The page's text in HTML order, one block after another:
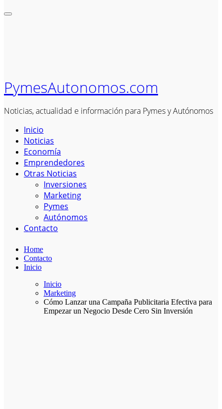
PymesAutonomos.com
Noticias, actualidad e información para Pymes y Autónomos
Inicio
Noticias
Economía
Emprendedores
Otras Noticias
Inversiones
Marketing
Pymes
Autónomos
Contacto
Home
Contacto
Inicio
Inicio
Marketing
Cómo Lanzar una Campaña Publicitaria Efectiva para
Empezar un Negocio Desde Cero Sin Inversión